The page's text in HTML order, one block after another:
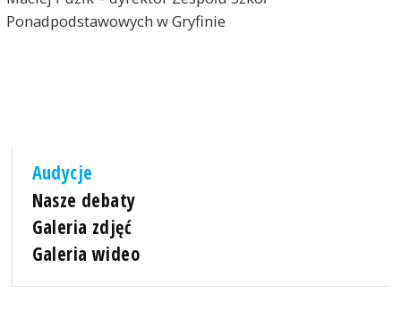
Ponadpodstawowych w Gryfinie
Audycje
Nasze debaty
Galeria zdjęć
Galeria wideo